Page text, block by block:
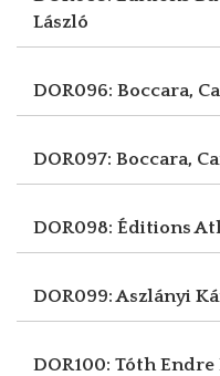
László
DOR096: Boccara,
DOR097: Boccara,
DOR098: Éditions
DOR099: Aszlányi
DOR100: Tóth Endre